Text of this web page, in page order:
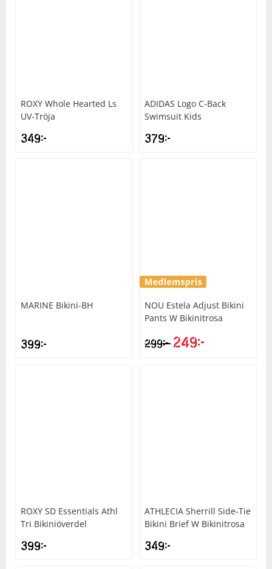
ROXY Whole Hearted Ls
UV-Tröja
349kr
ADIDAS Logo C-Back
Swimsuit Kids
379kr
MARINE Bikini-BH
399kr
NOU Estela Adjust Bikini
Pants W Bikinitrosa
299kr 249kr
ROXY SD Essentials Athl
Tri Bikiniöverdel
399kr
ATHLECIA Sherrill Side-Tie
Bikini Brief W Bikinitrosa
349kr